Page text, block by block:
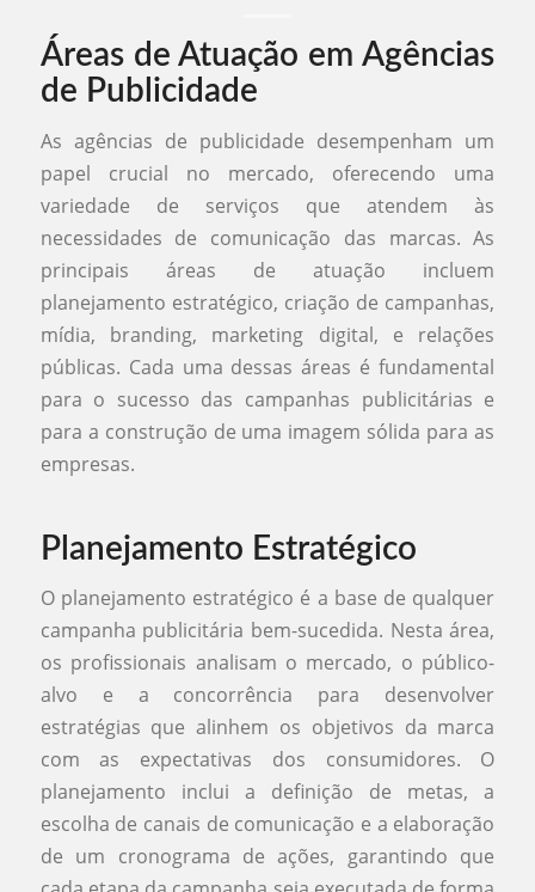
Áreas de Atuação em Agências
de Publicidade
As agências de publicidade desempenham um
papel crucial no mercado, oferecendo uma
variedade de serviços que atendem às
necessidades de comunicação das marcas. As
principais áreas de atuação incluem
planejamento estratégico, criação de campanhas,
mídia, branding, marketing digital, e relações
públicas. Cada uma dessas áreas é fundamental
para o sucesso das campanhas publicitárias e
para a construção de uma imagem sólida para as
empresas.
Planejamento Estratégico
O planejamento estratégico é a base de qualquer
campanha publicitária bem-sucedida. Nesta área,
os profissionais analisam o mercado, o público-
alvo e a concorrência para desenvolver
estratégias que alinhem os objetivos da marca
com as expectativas dos consumidores. O
planejamento inclui a definição de metas, a
escolha de canais de comunicação e a elaboração
de um cronograma de ações, garantindo que